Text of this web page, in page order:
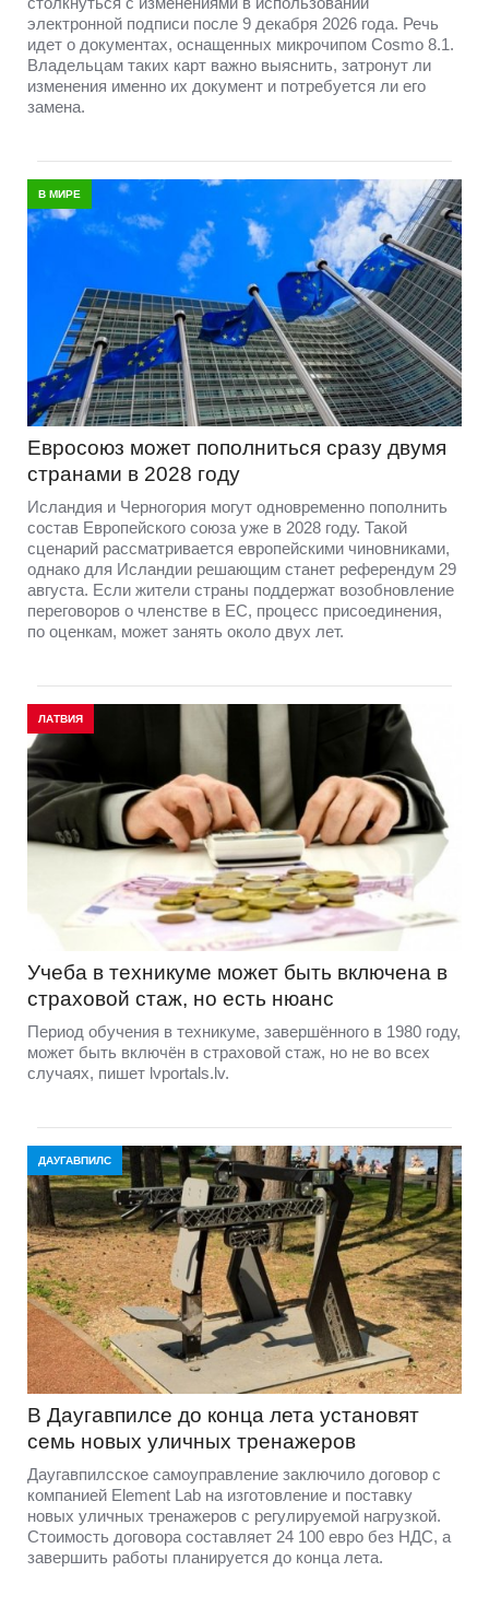
электронной подписи после 9 декабря 2026 года. Речь
идет о документах, оснащенных микрочипом Cosmo 8.1.
Владельцам таких карт важно выяснить, затронут ли
изменения именно их документ и потребуется ли его
замена.
В МИРЕ
Евросоюз может пополниться сразу двумя
странами в 2028 году
Исландия и Черногория могут одновременно пополнить
состав Европейского союза уже в 2028 году. Такой
сценарий рассматривается европейскими чиновниками,
однако для Исландии решающим станет референдум 29
августа. Если жители страны поддержат возобновление
переговоров о членстве в ЕС, процесс присоединения,
по оценкам, может занять около двух лет.
ЛАТВИЯ
Учеба в техникуме может быть включена в
страховой стаж, но есть нюанс
Период обучения в техникуме, завершённого в 1980 году,
может быть включён в страховой стаж, но не во всех
случаях, пишет lvportals.lv.
ДАУГАВПИЛС
В Даугавпилсе до конца лета установят
семь новых уличных тренажеров
Даугавпилсское самоуправление заключило договор с
компанией Element Lab на изготовление и поставку
новых уличных тренажеров с регулируемой нагрузкой.
Стоимость договора составляет 24 100 евро без НДС, а
завершить работы планируется до конца лета.